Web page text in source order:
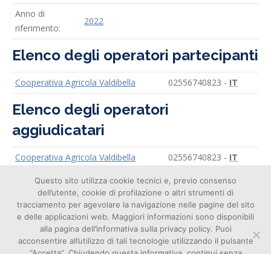
Anno di
riferimento:
2022
Elenco degli operatori partecipanti
Cooperativa Agricola Valdibella 02556740823 - IT
Elenco degli operatori
aggiudicatari
Cooperativa Agricola Valdibella 02556740823 - IT
Cookie
Questo sito utilizza cookie tecnici e, previo consenso
dell’utente, cookie di profilazione o altri strumenti di
tracciamento per agevolare la navigazione nelle pagine del sito
e delle applicazioni web. Maggiori informazioni sono disponibili
alla pagina dell’informativa sulla privacy policy. Puoi
acconsentire all’utilizzo di tali tecnologie utilizzando il pulsante